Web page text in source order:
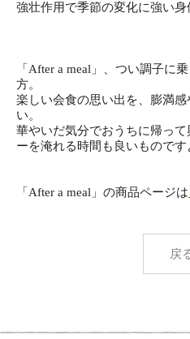
強壮作用で季節の変化に強い身
「After a meal」、つい調子に
方。
楽しい会食の思い出を、膨満
い。
華やいだ気分でおうちに帰っ
ーを淹れる時間も良いものです
「After a meal」の商品ページは
戻